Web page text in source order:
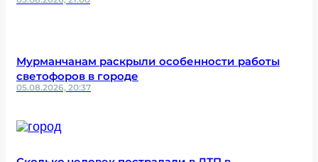
Мурманчанам раскрыли особенности работы
светофоров в городе
05.08.2026, 20:37